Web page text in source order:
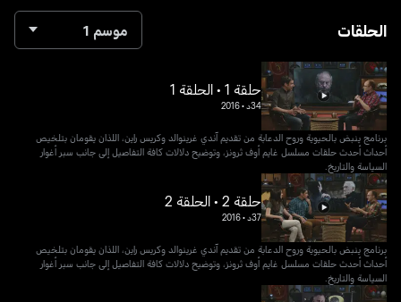
الحلقات موسم 1
حلقة 1 • الحلقة 1
34د •
2016
برنامج ينبض بالحيوية وروح الدعابة من تقديم آندي غرينوالد وكريس راين، اللذان يقومان بتلخيص
أحداث أحدث حلقات مسلسل غايم أوف ثرونز، وتوضيح دلالات كافة التفاصيل إلى جانب سبر أغوار
السياسة والتاريخ.
حلقة 2 • الحلقة 2
37د •
2016
برنامج ينبض بالحيوية وروح الدعابة من تقديم آندي غرينوالد وكريس راين، اللذان يقومان بتلخيص
أحداث أحدث حلقات مسلسل غايم أوف ثرونز، وتوضيح دلالات كافة التفاصيل إلى جانب سبر أغوار
السياسة والتاريخ.